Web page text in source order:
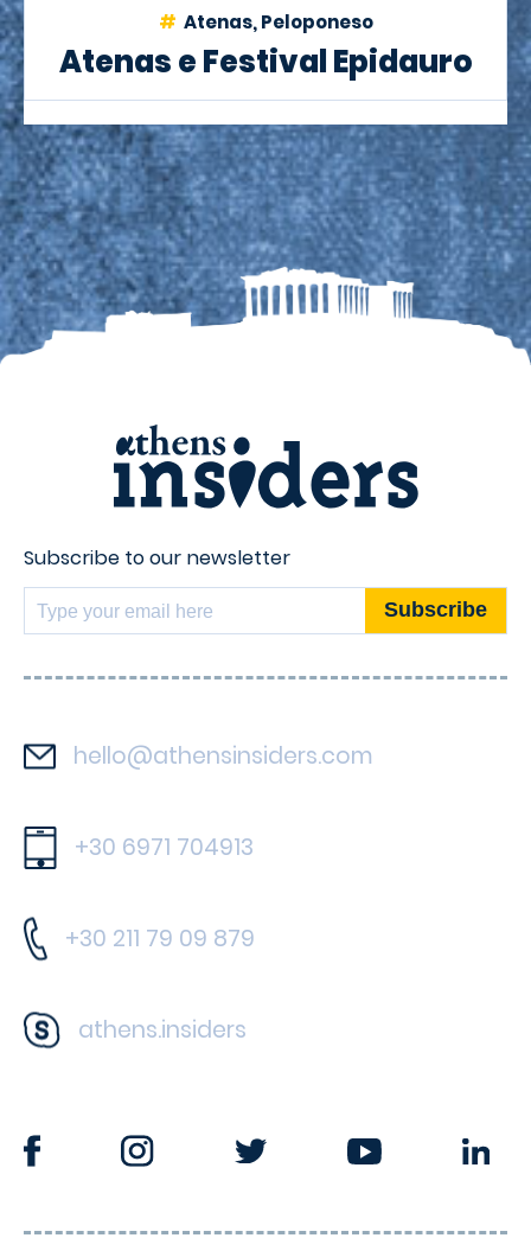
Atenas, Peloponeso
Atenas e Festival Epidauro
Subscribe to our newsletter
hello@athensinsiders.com
+30 6971 704913
+30 211 79 09 879
athens.insiders